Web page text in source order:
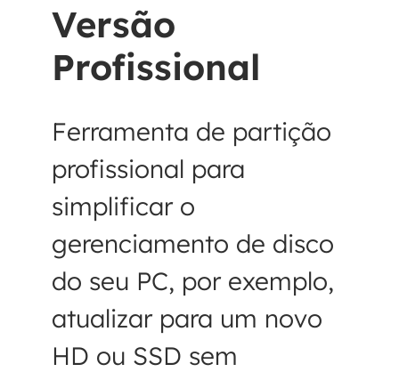
Versão
Profissional
Ferramenta de partição
profissional para
simplificar o
gerenciamento de disco
do seu PC, por exemplo,
atualizar para um novo
HD ou SSD sem